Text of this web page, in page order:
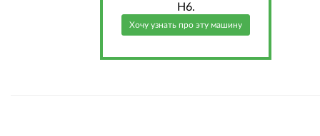
H6.
Хочу узнать про эту машину